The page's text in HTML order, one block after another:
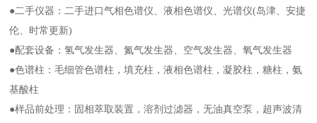
●二手仪器：二手进口气相色谱仪、液相色谱仪、光谱仪(岛津、安捷
伦、时常更新)
●配套设备：氢气发生器、氮气发生器、空气发生器、氧气发生器
●色谱柱：毛细管色谱柱，填充柱，液相色谱柱，凝胶柱，糖柱，氨
基酸柱
●样品前处理：固相萃取装置，溶剂过滤器，无油真空泵，超声波清